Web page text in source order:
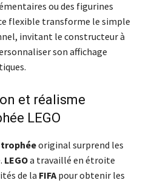
ou des figurines
flexible transforme le simple
invitant le constructeur à
son affichage
et réalisme
LEGO
trophéeoriginal surprend les
LEGOa travaillé en étroite
de la FIFA pour obtenir les